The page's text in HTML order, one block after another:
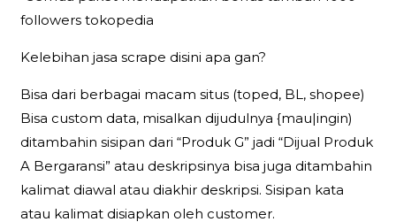
followers tokopedia
Kelebihan jasa scrape disini apa gan?
Bisa dari berbagai macam situs (toped, BL, shopee)
Bisa custom data, misalkan dijudulnya {mau|ingin)
ditambahin sisipan dari “Produk G” jadi “Dijual Produk
A Bergaransi” atau deskripsinya bisa juga ditambahin
kalimat diawal atau diakhir deskripsi. Sisipan kata
atau kalimat disiapkan oleh customer.